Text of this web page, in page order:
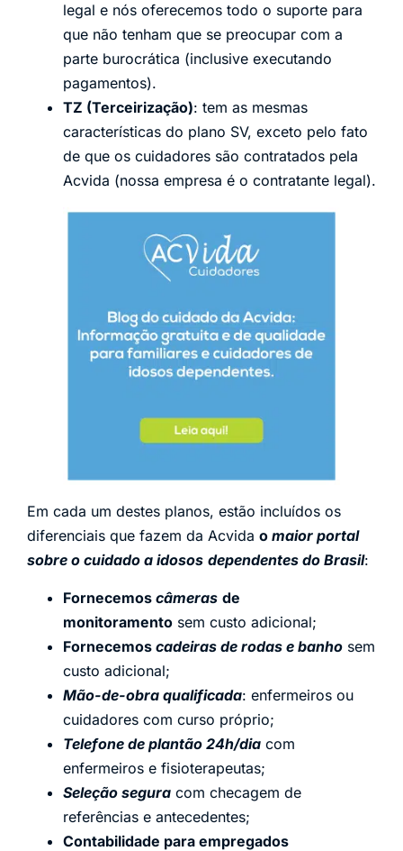
legal e nós oferecemos todo o suporte para
que não tenham que se preocupar com a
parte burocrática (inclusive executando
pagamentos).
TZ (Terceirização): tem as mesmas
características do plano SV, exceto pelo fato
de que os cuidadores são contratados pela
Acvida (nossa empresa é o contratante legal).
Em cada um destes planos, estão incluídos os
diferenciais que fazem da Acvida o maior portal
sobre o cuidado a idosos dependentes do Brasil:
Fornecemos câmeras de
monitoramento sem custo adicional;
Fornecemos cadeiras de rodas e banho sem
custo adicional;
Mão-de-obra qualificada: enfermeiros ou
cuidadores com curso próprio;
Telefone de plantão 24h/dia com
enfermeiros e fisioterapeutas;
Seleção segura com checagem de
referências e antecedentes;
Contabilidade para empregados